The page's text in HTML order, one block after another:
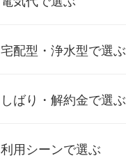
宅配型・浄水型で選ぶ
しばり・解約金で選ぶ
利用シーンで選ぶ